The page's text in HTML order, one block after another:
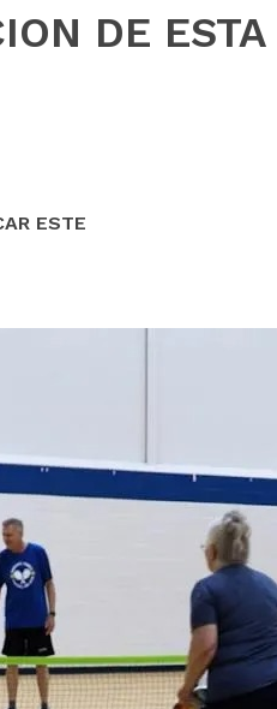
DE ESTA
ESTE